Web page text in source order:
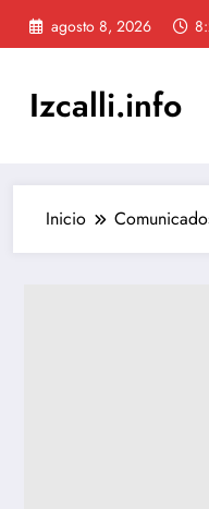
Saltar
agosto 8, 2026
Izcalli.info
Inicio